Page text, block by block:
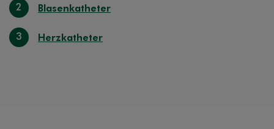
2 Blasenkatheter
3 Herzkatheter